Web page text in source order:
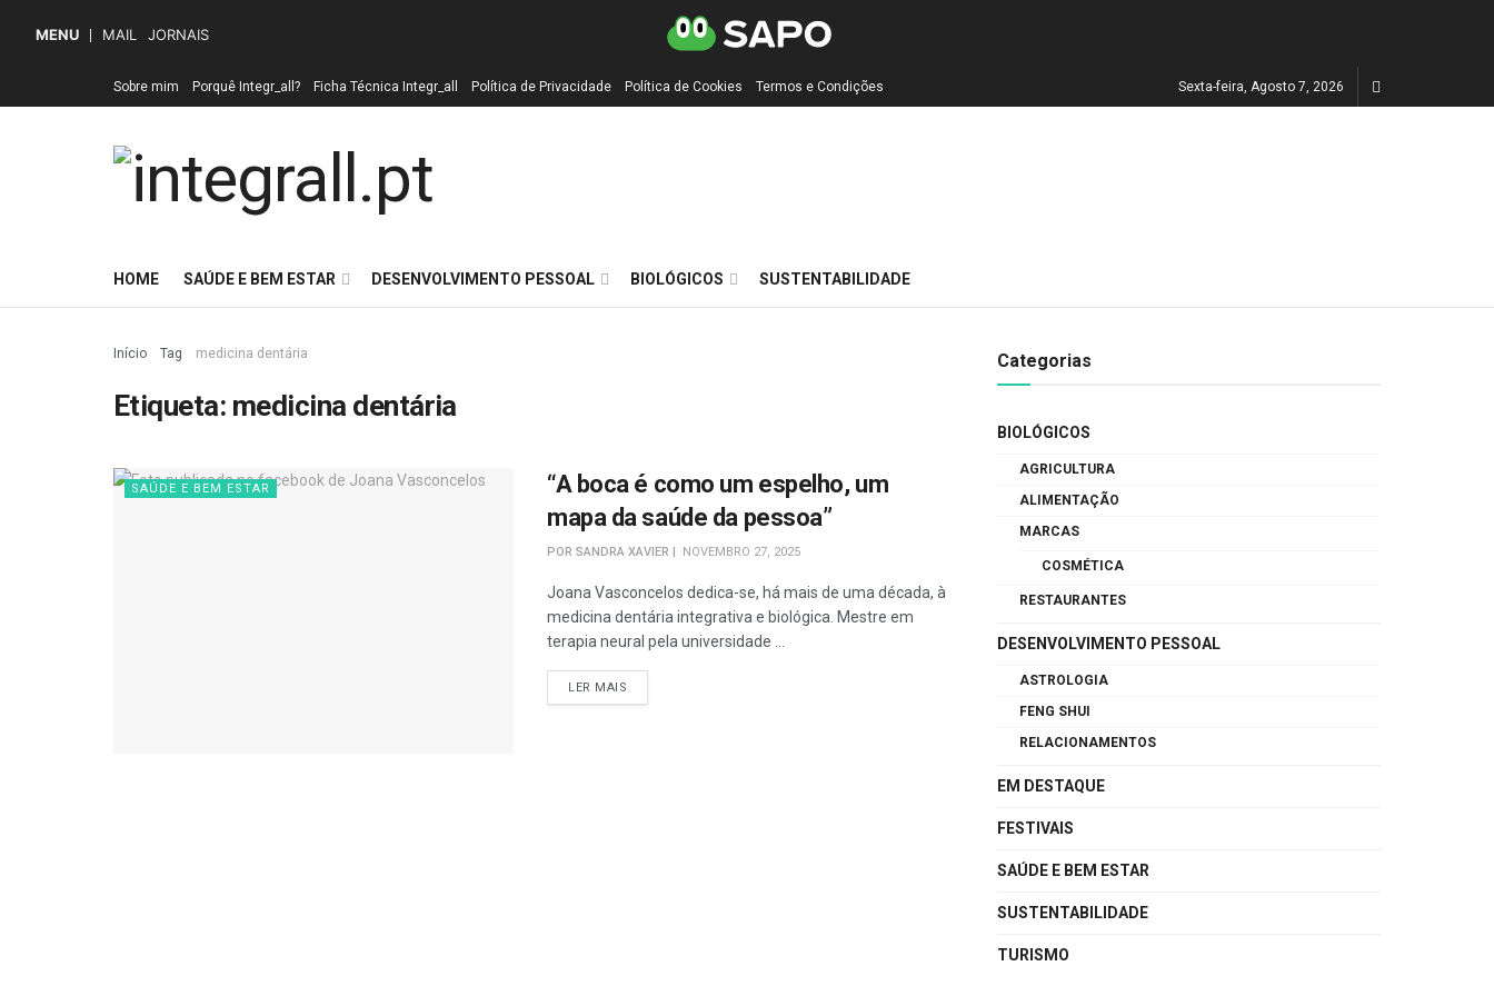
MENU MAIL JORNAIS
Sobre mim Porquê Integr_all? Ficha Técnica Integr_all Política de Privacidade Política de Cookies Termos e Condições Sexta-feira, Agosto 7, 2026
HOME SAÚDE E BEM ESTAR DESENVOLVIMENTO PESSOAL BIOLÓGICOS SUSTENTABILIDADE
Início Tag medicina dentária
Etiqueta: medicina dentária
SAÚDE E BEM ESTAR
“A boca é como um espelho, um
mapa da saúde da pessoa”
POR SANDRA XAVIER NOVEMBRO 27, 2025
Joana Vasconcelos dedica-se, há mais de uma década, à
medicina dentária integrativa e biológica. Mestre em
terapia neural pela universidade ...
LER MAIS
Categorias
BIOLÓGICOS
AGRICULTURA
ALIMENTAÇÃO
MARCAS
COSMÉTICA
RESTAURANTES
DESENVOLVIMENTO PESSOAL
ASTROLOGIA
FENG SHUI
RELACIONAMENTOS
EM DESTAQUE
FESTIVAIS
SAÚDE E BEM ESTAR
SUSTENTABILIDADE
TURISMO